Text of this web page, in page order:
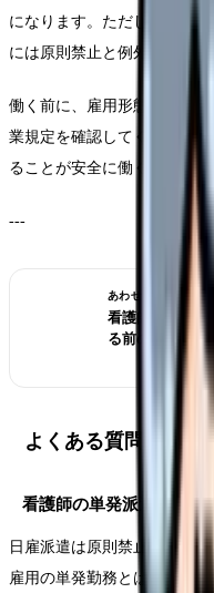
になります。ただし、派遣
には原則禁止と例外がありま
働く前に、雇用形態、例外
業規定を確認してください
ることが安全に働く条件です
---
あわせて読みたい
看護師が夜勤な
る前の収入チェ
よくある質問
看護師の単発派遣は違法
日雇派遣は原則禁止ですが
雇用の単発勤務とは扱いが